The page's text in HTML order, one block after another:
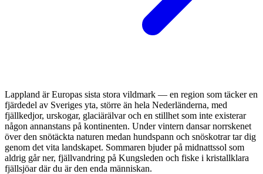
Lappland är Europas sista stora vildmark — en region som täcker en
fjärdedel av Sveriges yta, större än hela Nederländerna, med
fjällkedjor, urskogar, glaciärälvar och en stillhet som inte existerar
någon annanstans på kontinenten. Under vintern dansar norrskenet
över den snötäckta naturen medan hundspann och snöskotrar tar dig
genom det vita landskapet. Sommaren bjuder på midnattssol som
aldrig går ner, fjällvandring på Kungsleden och fiske i kristallklara
fjällsjöar där du är den enda människan.